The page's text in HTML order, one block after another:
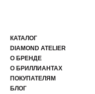
ПОКУПАТЕЛЯМ
БЛОГ
О БРЕНДЕ
DIAMOND ATELIER
КАТАЛОГ
О БРИЛЛИАНТАХ